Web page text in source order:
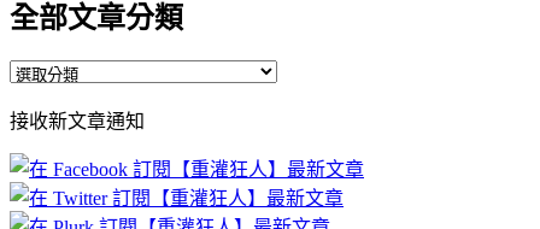
全部文章分類
全
文
章
分
類
接收新文章通知